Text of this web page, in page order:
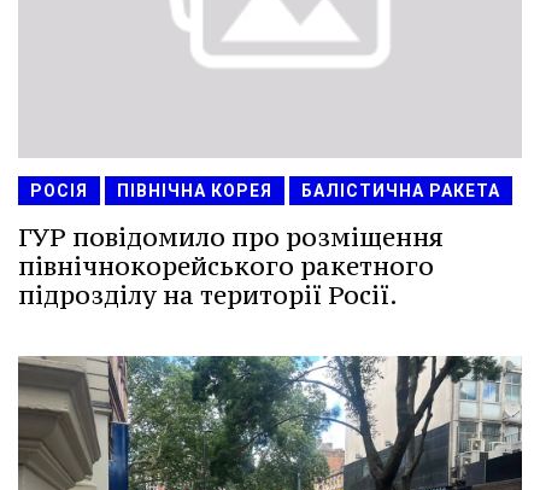
РОСІЯ ПІВНІЧНА КОРЕЯ БАЛІСТИЧНА РАКЕТА
ГУР повідомило про розміщення
північнокорейського ракетного
підрозділу на території Росії.